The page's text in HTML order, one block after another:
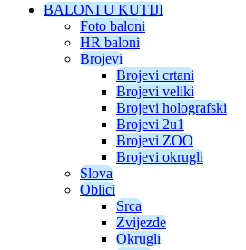
BALONI U KUTIJI
Foto baloni
HR baloni
Brojevi
Brojevi crtani
Brojevi veliki
Brojevi holografski
Brojevi 2u1
Brojevi ZOO
Brojevi okrugli
Slova
Oblici
Srca
Zvijezde
Okrugli